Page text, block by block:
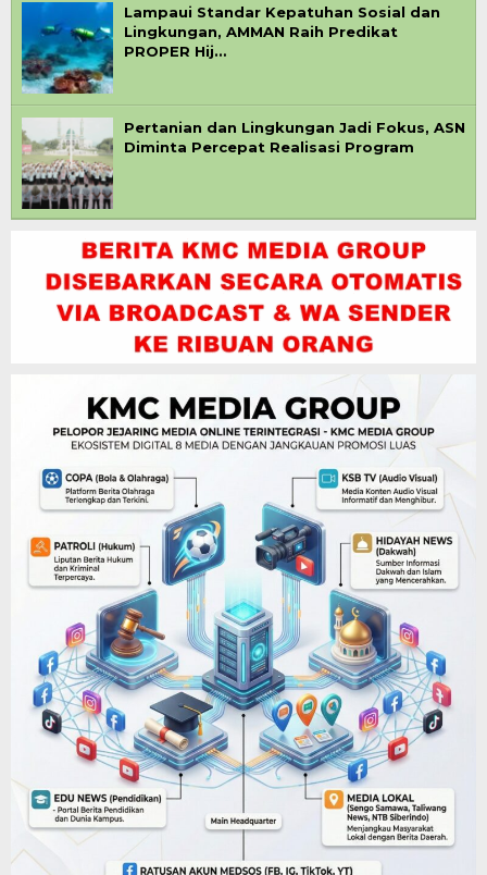
Lampaui Standar Kepatuhan Sosial dan
Lingkungan, AMMAN Raih Predikat
PROPER Hij…
Pertanian dan Lingkungan Jadi Fokus, ASN
Diminta Percepat Realisasi Program